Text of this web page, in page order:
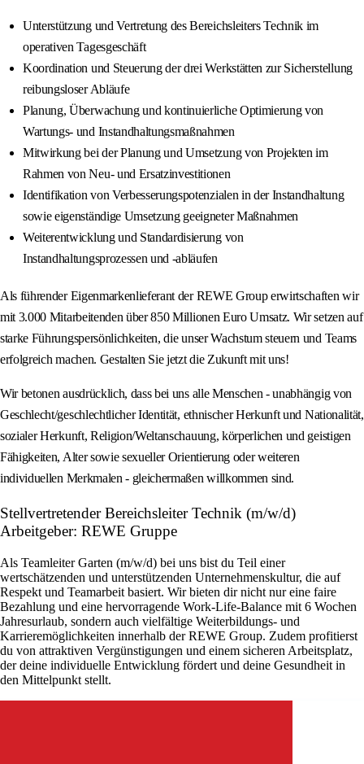
Unterstützung und Vertretung des Bereichsleiters Technik im
operativen Tagesgeschäft
Koordination und Steuerung der drei Werkstätten zur Sicherstellung
reibungsloser Abläufe
Planung, Überwachung und kontinuierliche Optimierung von
Wartungs- und Instandhaltungsmaßnahmen
Mitwirkung bei der Planung und Umsetzung von Projekten im
Rahmen von Neu- und Ersatzinvestitionen
Identifikation von Verbesserungspotenzialen in der Instandhaltung
sowie eigenständige Umsetzung geeigneter Maßnahmen
Weiterentwicklung und Standardisierung von
Instandhaltungsprozessen und -abläufen
Als führender Eigenmarkenlieferant der REWE Group erwirtschaften wir
mit 3.000 Mitarbeitenden über 850 Millionen Euro Umsatz. Wir setzen auf
starke Führungspersönlichkeiten, die unser Wachstum steuern und Teams
erfolgreich machen. Gestalten Sie jetzt die Zukunft mit uns!
Wir betonen ausdrücklich, dass bei uns alle Menschen - unabhängig von
Geschlecht/geschlechtlicher Identität, ethnischer Herkunft und Nationalität,
sozialer Herkunft, Religion/Weltanschauung, körperlichen und geistigen
Fähigkeiten, Alter sowie sexueller Orientierung oder weiteren
individuellen Merkmalen - gleichermaßen willkommen sind.
Stellvertretender Bereichsleiter Technik (m/w/d)
Arbeitgeber: REWE Gruppe
Als Teamleiter Garten (m/w/d) bei uns bist du Teil einer
wertschätzenden und unterstützenden Unternehmenskultur, die auf
Respekt und Teamarbeit basiert. Wir bieten dir nicht nur eine faire
Bezahlung und eine hervorragende Work-Life-Balance mit 6 Wochen
Jahresurlaub, sondern auch vielfältige Weiterbildungs- und
Karrieremöglichkeiten innerhalb der REWE Group. Zudem profitierst
du von attraktiven Vergünstigungen und einem sicheren Arbeitsplatz,
der deine individuelle Entwicklung fördert und deine Gesundheit in
den Mittelpunkt stellt.